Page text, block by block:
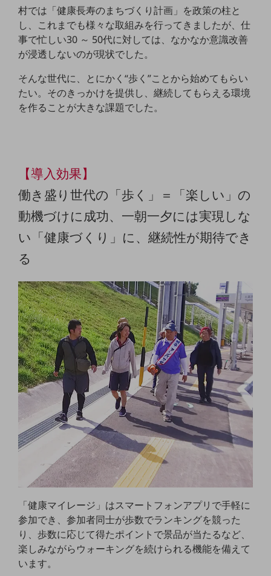
ビジネスお役立ち情報
旬な話題やお役立ち資料などDXの課題を
解決するヒントをお届けする記事サイト
新着記事
お役立ち資料ダウンロード
IT用語集
中堅中小企業向け
サービス・ソリューション
お悩みから見つけるTOP
ネットワーク
モバイル・音声
バックオフィス
リモート・ハイブリッドワーク
その他のお悩みはこちら
業界から見つける
業界から見つけるTOP
製造業
小売・卸売業
運輸業
地域産業
その他の業界はこちら
ゲーム感覚で見つける
ビジネスお悩み診断
オンラインショップ
モバイル・ICTサービスをオンラインで
相談・申し込みができるバーチャルショップ
法人向けモバイルトップ
はじめての方へ
村では「健康長寿のまちづくり計画」を政策の柱と
し、これまでも様々な取組みを行ってきましたが、仕
事で忙しい30 ～ 50代に対しては、なかなか意識改善
が浸透しないのが現状でした。
そんな世代に、とにかく“歩く”ことから始めてもらい
たい。そのきっかけを提供し、継続してもらえる環境
を作ることが大きな課題でした。
【導入効果】
働き盛り世代の「歩く」＝「楽しい」の
動機づけに成功、一朝一夕には実現しな
い「健康づくり」に、継続性が期待でき
る
「健康マイレージ」はスマートフォンアプリで手軽に
参加でき、参加者同士が歩数でランキングを競った
り、歩数に応じて得たポイントで景品が当たるなど、
楽しみながらウォーキングを続けられる機能を備えて
います。